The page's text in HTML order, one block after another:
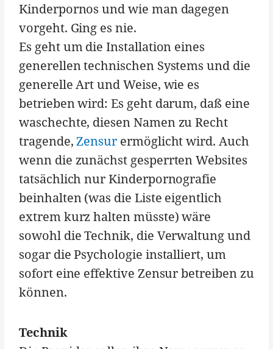
Kinderpornos und wie man dagegen
vorgeht. Ging es nie.
Es geht um die Installation eines
generellen technischen Systems und die
generelle Art und Weise, wie es
betrieben wird: Es geht darum, daß eine
waschechte, diesen Namen zu Recht
tragende,Zensur ermöglicht wird. Auch
wenn die zunächst gesperrten Websites
tatsächlich nur Kinderpornografie
beinhalten (was die Liste eigentlich
extrem kurz halten müsste) wäre
sowohl die Technik, die Verwaltung und
sogar die Psychologie installiert, um
sofort eine effektive Zensur betreiben zu
können.
Technik